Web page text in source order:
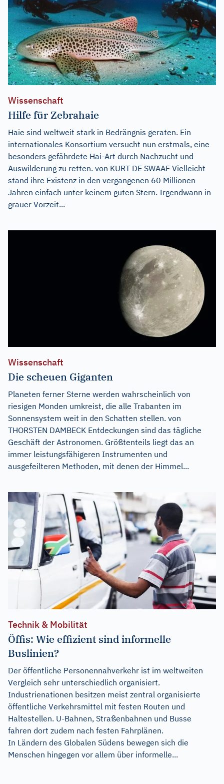
Wissenschaft
Hilfe für Zebrahaie
Haie sind weltweit stark in Bedrängnis geraten. Ein
internationales Konsortium versucht nun erstmals, eine
besonders gefährdete Hai-Art durch Nachzucht und
Auswilderung zu retten. von KURT DE SWAAF Vielleicht
stand ihre Existenz in den vergangenen 60 Millionen
Jahren einfach unter keinem guten Stern. Irgendwann in
grauer Vorzeit...
Wissenschaft
Die scheuen Giganten
Planeten ferner Sterne werden wahrscheinlich von
riesigen Monden umkreist, die alle Trabanten im
Sonnensystem weit in den Schatten stellen. von
THORSTEN DAMBECK Entdeckungen sind das tägliche
Geschäft der Astronomen. Größtenteils liegt das an
immer leistungsfähigeren Instrumenten und
ausgefeilteren Methoden, mit denen der Himmel...
Technik & Mobilität
Öffis: Wie effizient sind informelle
Buslinien?
Der öffentliche Personennahverkehr ist im weltweiten
Vergleich sehr unterschiedlich organisiert.
Industrienationen besitzen meist zentral organisierte
öffentliche Verkehrsmittel mit festen Routen und
Haltestellen. U-Bahnen, Straßenbahnen und Busse
fahren dort zudem nach festen Fahrplänen.
In Ländern des Globalen Südens bewegen sich die
Menschen hingegen vor allem über informelle...